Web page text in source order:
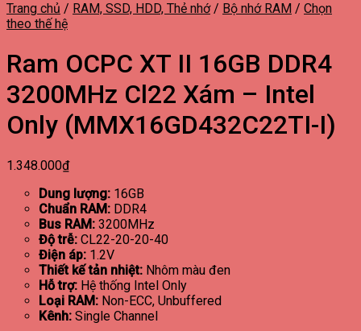
Trang chủ / RAM, SSD, HDD, Thẻ nhớ / Bộ nhớ RAM / Chọn
theo thế hệ
Ram OCPC XT II 16GB DDR4
3200MHz Cl22 Xám – Intel
Only (MMX16GD432C22TI-I)
1.348.000₫
Dung lượng: 16GB
Chuẩn RAM: DDR4
Bus RAM: 3200MHz
Độ trễ: CL22-20-20-40
Điện áp: 1.2V
Thiết kế tản nhiệt: Nhôm màu đen
Hỗ trợ: Hệ thống Intel Only
Loại RAM: Non-ECC, Unbuffered
Kênh: Single Channel